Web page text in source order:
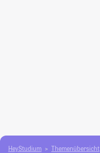
HeyStudium Themenübersicht